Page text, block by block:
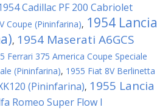
Cadillac PF 200 Cabriolet
Coupe (Pininfarina), 1954 Lancia
, 1954 Maserati A6GCS
Ferrari 375 America Coupe Speciale
(Pininfarina), 1955 Fiat 8V Berlinetta
(Pininfarina), 1955 Lancia
Romeo Super Flow I